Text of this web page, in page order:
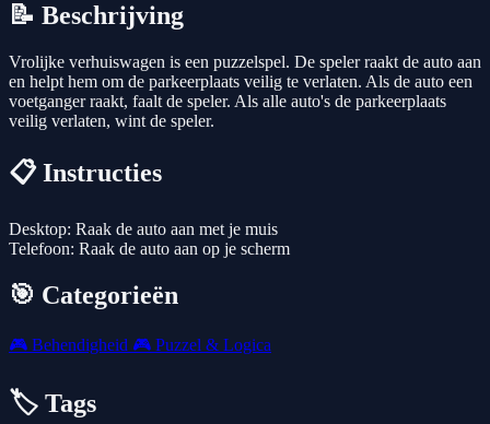
📝 Beschrijving
Vrolijke verhuiswagen is een puzzelspel. De speler raakt de auto aan
en helpt hem om de parkeerplaats veilig te verlaten. Als de auto een
voetganger raakt, faalt de speler. Als alle auto's de parkeerplaats
veilig verlaten, wint de speler.
📋 Instructies
Desktop: Raak de auto aan met je muis
Telefoon: Raak de auto aan op je scherm
🎯 Categorieën
🎮 Behendigheid 🎮 Puzzel & Logica
🏷️ Tags